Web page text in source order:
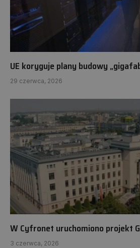
UE koryguje plany budowy
29 czerwca, 2026
W Cyfronet uruchomiono projekt
3 czerwca, 2026